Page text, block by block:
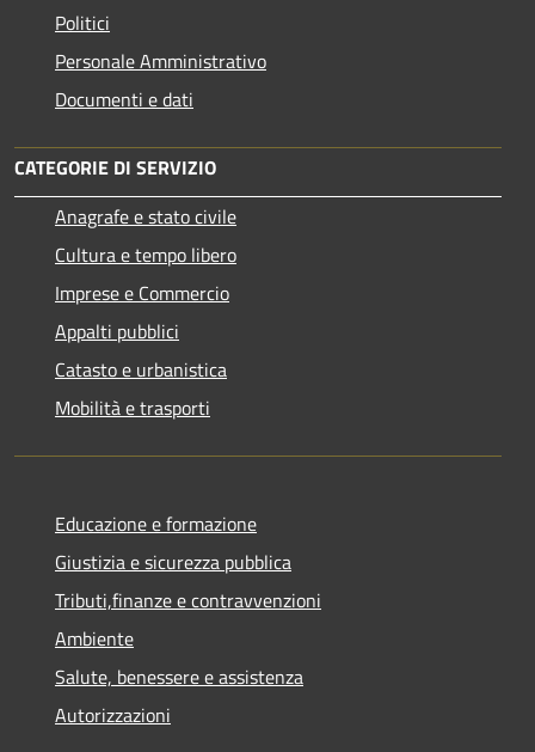
Politici
Personale Amministrativo
Documenti e dati
CATEGORIE DI SERVIZIO
Anagrafe e stato civile
Cultura e tempo libero
Imprese e Commercio
Appalti pubblici
Catasto e urbanistica
Mobilità e trasporti
Educazione e formazione
Giustizia e sicurezza pubblica
Tributi,finanze e contravvenzioni
Ambiente
Salute, benessere e assistenza
Autorizzazioni